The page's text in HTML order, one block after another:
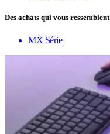
Des achats qui vous ressemblent
MX Série